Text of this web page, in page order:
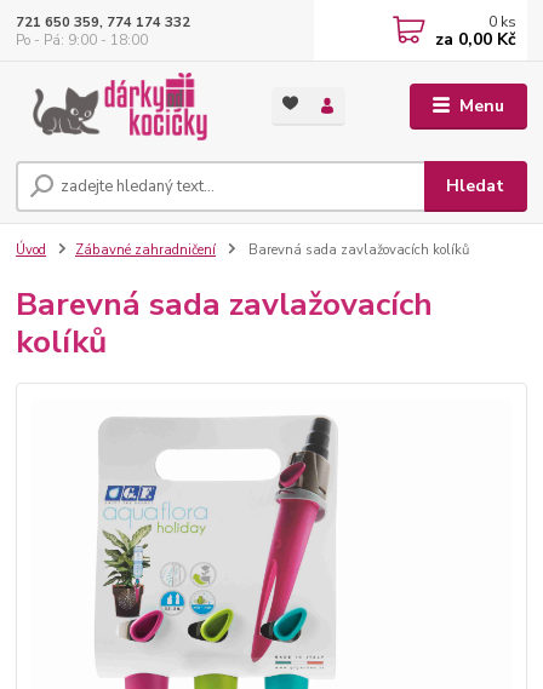
Menu
Hledat
721 650 359, 774 174 332
Po - Pá: 9:00 - 18:00
0 ks
za 0,00 Kč
Úvod Zábavné zahradničení Barevná sada zavlažovacích kolíků
Barevná sada zavlažovacích
kolíků